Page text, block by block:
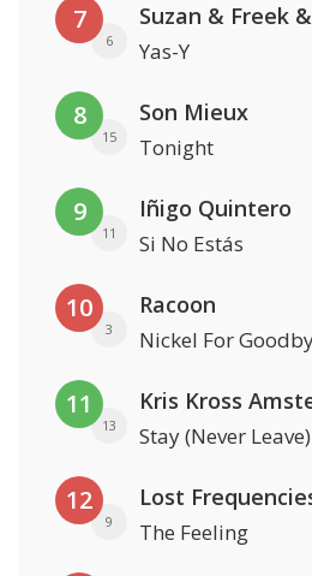
7
6
Suzan & Freek
Yas-Y
8
15
Son Mieux
Tonight
9
11
Iñigo Quintero
Si No Estás
10
3
Racoon
Nickel For
11
13 Stay (Never Leave)
12
9
Lost
The Feeling